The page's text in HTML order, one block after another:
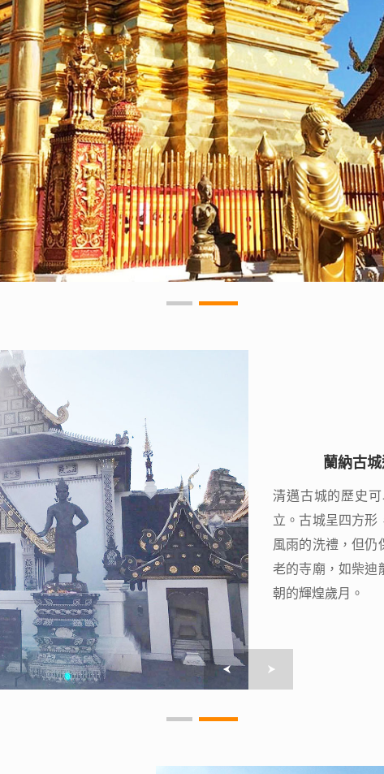
蘭納古
清邁古城的歷史
立。古城呈四方形
風雨的洗禮，但仍
老的寺廟，如柴迪
朝的輝煌歲月。
蘭納古
清邁古城的歷史
立。古城呈四方形
風雨的洗禮，但仍
老的寺廟，如柴迪
朝的輝煌歲月。